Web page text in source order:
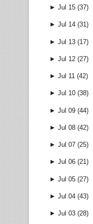
►Jul 15 (37)
►Jul 14 (31)
►Jul 13 (17)
►Jul 12 (27)
►Jul 11 (42)
►Jul 10 (38)
►Jul 09 (44)
►Jul 08 (42)
►Jul 07 (25)
►Jul 06 (21)
►Jul 05 (27)
►Jul 04 (43)
►Jul 03 (28)